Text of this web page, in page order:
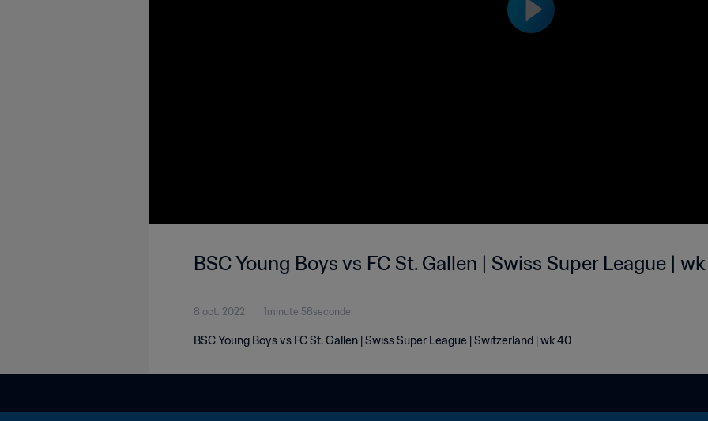
BSC Young Boys vs FC St. Gallen | Swiss Super League |
8 oct. 2022 1minute 58seconde
BSC Young Boys vs FC St. Gallen | Swiss Super League | Switzerland | wk 40